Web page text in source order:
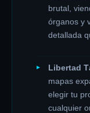
brutal,
órganos y
detallada
Libertad
mapas
elegir tu
cualquier